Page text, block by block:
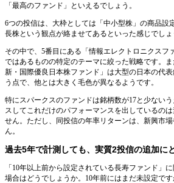
「最高のファンド」といえるでしょう。
6つの投信は、大枠としては「中小型株」の商品設
長株という観点が絡ませてあるといった感じでしょ
その中で、5番目にある「情報エレクトロニクスフ
ではあるものの特定のテーマに絞った戦略です。ま
新・国際優良日本株ファンド」は大型の日本の代
う点で、他とは大きく毛色が異なるようです。
特にスパークスのファンドは銘柄数が17と少ない
スしてこれだけのパフォーマンスを出しているの
せん。ただし、同投信の年率リターンは、新興市
ん。
過去5年で計測しても、実質2投信の追加に
「10年以上前から設定されている長寿ファンド」
場合はどうでしょうか。10年前にはまだ未設定で